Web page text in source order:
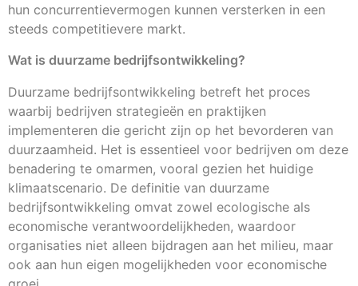
hun concurrentievermogen kunnen versterken in een
steeds competitievere markt.
Wat is duurzame bedrijfsontwikkeling?
Duurzame bedrijfsontwikkeling betreft het proces
waarbij bedrijven strategieën en praktijken
implementeren die gericht zijn op het bevorderen van
duurzaamheid. Het is essentieel voor bedrijven om deze
benadering te omarmen, vooral gezien het huidige
klimaatscenario. De definitie van duurzame
bedrijfsontwikkeling omvat zowel ecologische als
economische verantwoordelijkheden, waardoor
organisaties niet alleen bijdragen aan het milieu, maar
ook aan hun eigen mogelijkheden voor economische